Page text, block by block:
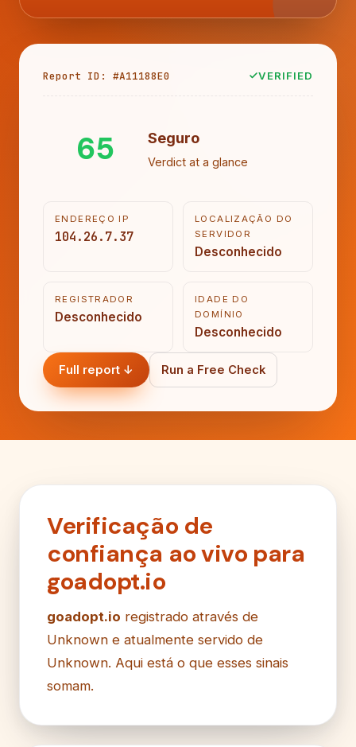
Report ID: #A11188E0 VERIFIED
65 Seguro
Verdict at a glance
ENDEREÇO IP
104.26.7.37
LOCALIZAÇÃO DO
SERVIDOR
Desconhecido
REGISTRADOR
Desconhecido
IDADE DO
DOMÍNIO
Desconhecido
Full report ↓ Run a Free Check
Verificação de
confiança ao vivo para
goadopt.io
goadopt.io registrado através de
Unknown e atualmente servido de
Unknown. Aqui está o que esses sinais
somam.